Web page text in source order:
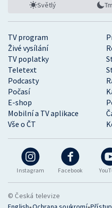
Instagram Facebook
TV program
Živé vysílání
TV poplatky
Teletext
Podcasty
Počasí
E-shop
Mobilní a TV aplikace
Vše o ČT
Světlý
© Česká televize